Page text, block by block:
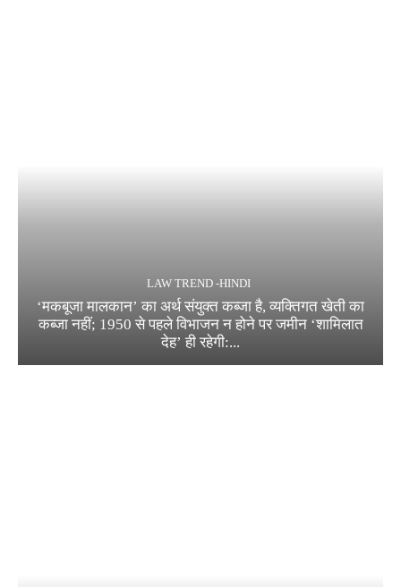
LAW TREND -HINDI
‘मकबूजा मालकान’ का अर्थ संयुक्त कब्जा है, व्यक्तिगत खेती का
कब्जा नहीं; 1950 से पहले विभाजन न होने पर जमीन ‘शामिलात
देह’ ही रहेगी:...